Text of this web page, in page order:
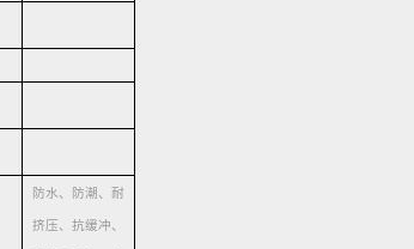
防水、防潮、耐
挤压、抗缓冲、